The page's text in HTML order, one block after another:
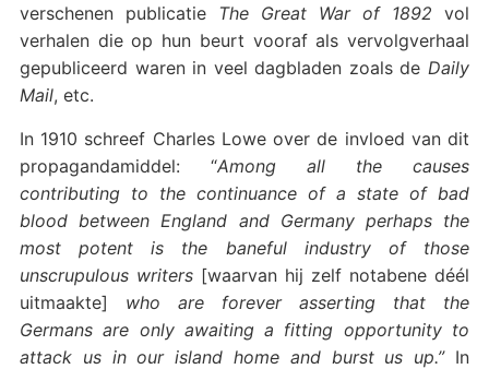
verschenen publicatie The Great War of 1892vol
verhalen die op hun beurt vooraf als vervolgverhaal
gepubliceerd waren in veel dagbladen zoals de Daily
Mail, etc.
In 1910 schreef Charles Lowe over de invloed van dit
propagandamiddel: “Among all the causes
contributing to the continuance of a state of bad
blood between England and Germany perhaps the
most potent is the baneful industry of those
unscrupulous writers [waarvan hij zelf notabene déél
uitmaakte] who are forever asserting that the
Germans are only awaiting a fitting opportunity to
attack us in our island home and burst us up.”In